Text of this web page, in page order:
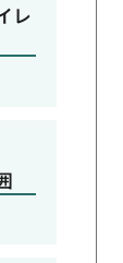
レ